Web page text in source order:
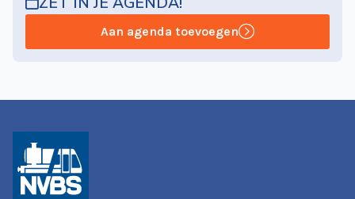
Aan agenda toevoegen